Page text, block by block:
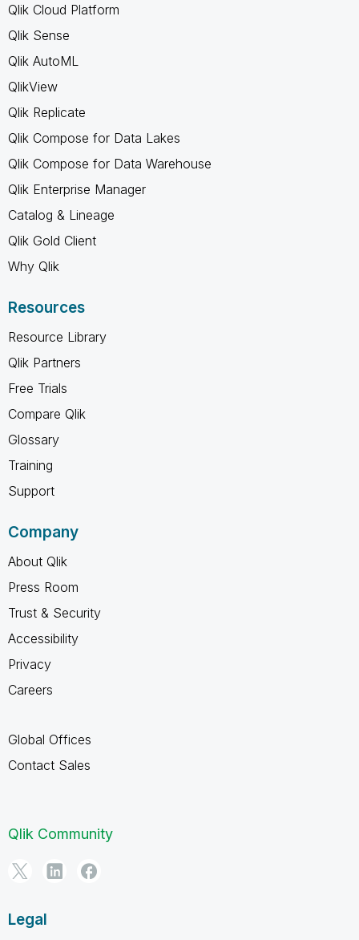
Qlik Cloud Platform
Qlik Sense
Qlik AutoML
QlikView
Qlik Replicate
Qlik Compose for Data Lakes
Qlik Compose for Data Warehouse
Qlik Enterprise Manager
Catalog & Lineage
Qlik Gold Client
Why Qlik
Resources
Resource Library
Qlik Partners
Free Trials
Compare Qlik
Glossary
Training
Support
Company
About Qlik
Press Room
Trust & Security
Accessibility
Privacy
Careers
Global Offices
Contact Sales
Qlik Community
Legal